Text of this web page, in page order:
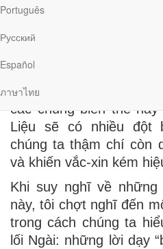
Português
Русский
Español
ภาษาไทย
Trong bối cảnh đó, Việt
ở khu vực Đông Nam
đạt miễn dịch cộng đồng.
Nhưng liệu vắc-xin có
các chủng biến thể
Liệu sẽ có nhiều đột
chúng ta thậm chí còn
và khiến vắc-xin kém
Khi suy nghĩ về
này, tôi chợt nghĩ đến
trong cách chúng ta
lối Ngài: những lời dạy